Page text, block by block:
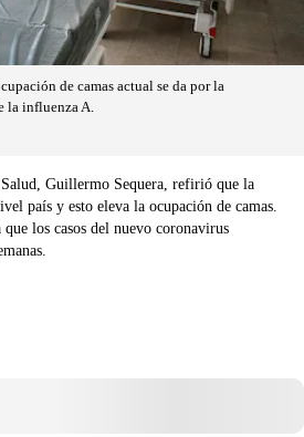
de camas actual se da por la
la influenza A.
Guillermo Sequera, refirió que la
país y esto eleva la ocupación de camas.
los casos del nuevo coronavirus